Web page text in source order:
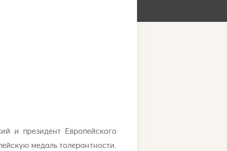
и президент Европейского
медаль толерантности.